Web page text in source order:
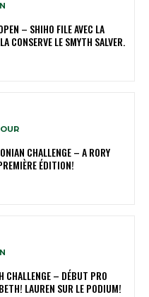
– SHIHO FILE AVEC LA
CONSERVE LE SMYTH SALVER.
CHALLENGE – A RORY
ÉDITION!
CHALLENGE – DÉBUT PRO
LAUREN SUR LE PODIUM!